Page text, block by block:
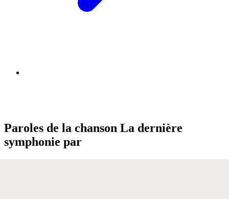
Paroles de la chanson La dernière
symphonie par